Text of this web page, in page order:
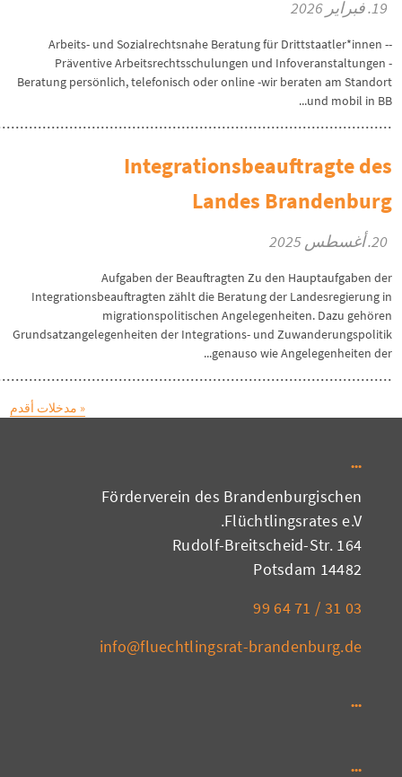
19. فبراير 2026
-Arbeits- und Sozialrechtsnahe Beratung für Drittstaatler*innen -
Präventive Arbeitsrechtsschulungen und Infoveranstaltungen -
Beratung persönlich, telefonisch oder online -wir beraten am Standort
und mobil in BB...
Integrationsbeauftragte des
Landes Brandenburg
20. أغسطس 2025
Aufgaben der Beauftragten Zu den Hauptaufgaben der
Integrationsbeauftragten zählt die Beratung der Landesregierung in
migrationspolitischen Angelegenheiten. Dazu gehören
Grundsatzangelegenheiten der Integrations- und Zuwanderungspolitik
genauso wie Angelegenheiten der...
« مدخلات أقدم
Förderverein des Brandenburgischen
Flüchtlingsrates e.V.
Rudolf-Breitscheid-Str. 164
14482 Potsdam
03 31 / 71 64 99
info@fluechtlingsrat-brandenburg.de